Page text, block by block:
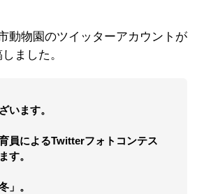
動物園のツイッターアカウントが
ました。
います。
員によるTwitterフォトコンテス
す。
」。